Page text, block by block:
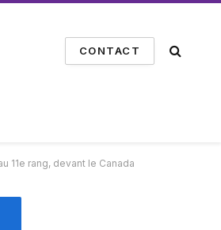
CONTACT
11e rang, devant le Canada